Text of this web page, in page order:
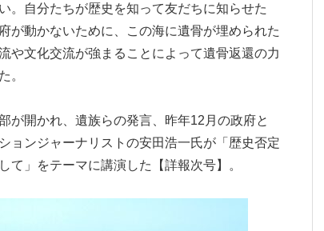
。自分たちが歴史を知って友だちに知らせた
が動かないために、この海に遺骨が埋められた
や文化交流が強まることによって遺骨返還の力
。
開かれ、遺族らの発言、昨年12月の政府と
ョンジャーナリストの安田浩一氏が「歴史否定
」をテーマに講演した【詳報次号】。